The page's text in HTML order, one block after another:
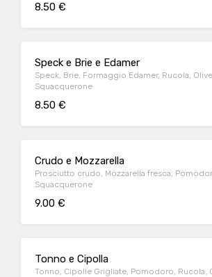
8.50 €
Speck e Brie e Edamer
Speck, Brie, Formaggio Edamer, Rucola,
Squacquerone
8.50 €
Crudo e Mozzarella
Prosciutto crudo, Mozzarella fresca,
Squacquerone
9.00 €
Tonno e Cipolla
Tonno, Cipolle Grigliate, Pomodoro, Rucola,